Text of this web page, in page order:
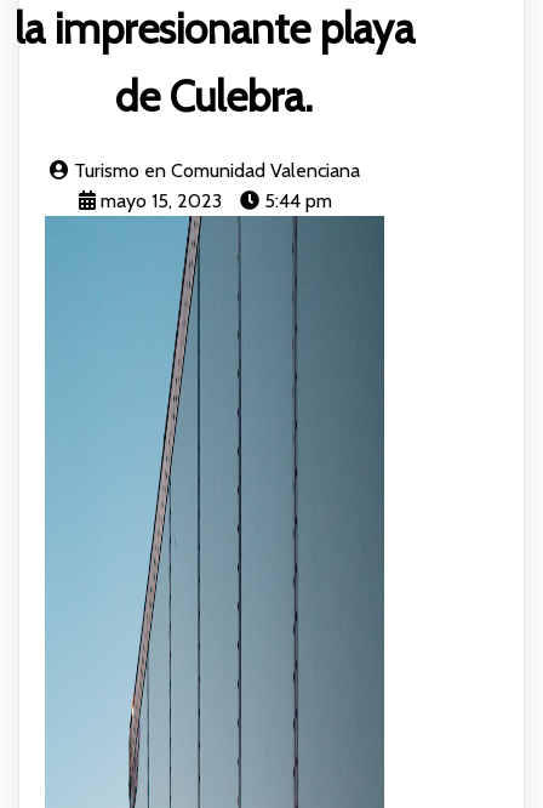
la impresionante playa
de Culebra.
Turismo en Comunidad Valenciana
mayo 15, 2023
5:44 pm